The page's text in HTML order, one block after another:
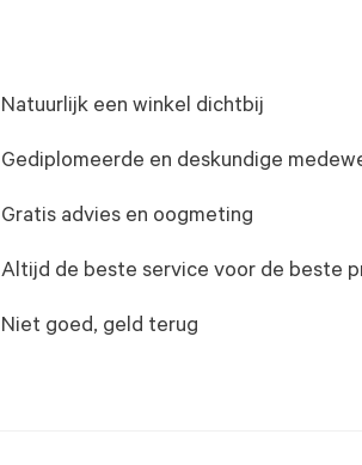
Natuurlijk een winkel dichtbij
Gediplomeerde en deskundige
Gratis advies en oogmeting
Altijd de beste service voor de beste
Niet goed, geld terug